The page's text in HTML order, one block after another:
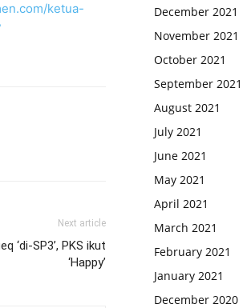
ketua-
Next article
‘di-SP3’, PKS ikut
‘Happy’
December 2021
November 2021
October 2021
September 2021
August 2021
July 2021
June 2021
May 2021
April 2021
March 2021
February 2021
January 2021
December 2020